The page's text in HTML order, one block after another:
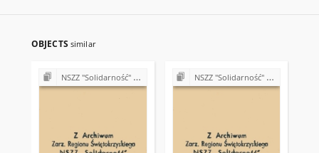
OBJECTS similar
NSZZ "Solidarność" w Zespole Opieki Zdrowotnej w Kazimierzy Wielkiej NSZZ "Solidarność" w Zespole Opieki Zdrowotnej w Kazimierzy Wielkiej